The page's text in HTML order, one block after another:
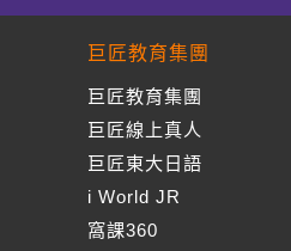
巨匠教育集團
巨匠教育集團
巨匠線上真人
巨匠東大日語
i World JR
窩課360